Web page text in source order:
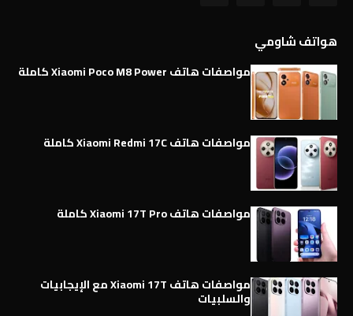
هواتف شاومي
مواصفات هاتف Xiaomi Poco M8 Power كاملة
مواصفات هاتف Xiaomi Redmi 17C كاملة
مواصفات هاتف Xiaomi 17T Pro كاملة
مواصفات هاتف Xiaomi 17T مع الإيجابيات
والسلبيات